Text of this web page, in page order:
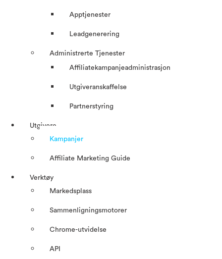
Apptjenester
Leadgenerering
Administrerte Tjenester
Affiliatekampanjeadministrasjon
Utgiveranskaffelse
Partnerstyring
Utgivere
Kampanjer
Affiliate Marketing Guide
Verktøy
Markedsplass
Sammenligningsmotorer
Chrome-utvidelse
API